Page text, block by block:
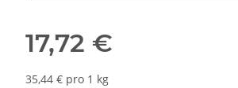
17,72 €
35,44 € pro 1 kg